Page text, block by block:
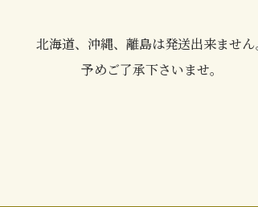
北海道、沖縄、離島は発送出来ません
予めご了承下さいませ。